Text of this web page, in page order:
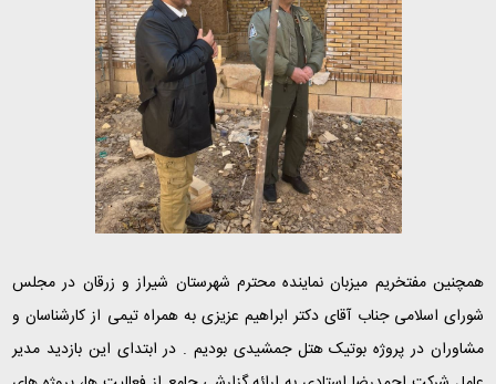
همچنین مفتخریم میزبان نماینده محترم شهرستان شیراز و زرقان در مجلس
شورای اسلامی جناب آقای دکتر ابراهیم عزیزی به همراه تیمی از کارشناسان و
مشاوران در پروژه بوتیک هتل جمشیدی بودیم . در ابتدای این بازدید مدیر